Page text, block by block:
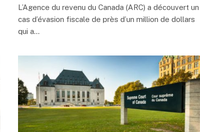
L’Agence du revenu du Canada (ARC) a découvert un
cas d’évasion fiscale de près d’un million de dollars
qui a…